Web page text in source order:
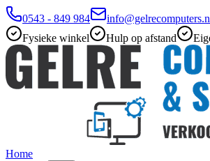
0543 - 849 984
Fysieke winkel
Hulp op afstand
Home